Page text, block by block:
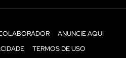
ANUNCIE AQUI
TERMOS DE USO